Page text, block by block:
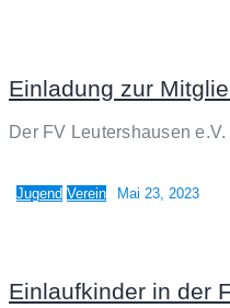
Einladung zur
Der FV Leutershausen
Jugend Verein Mai 23, 2023
Einlaufkinder in der